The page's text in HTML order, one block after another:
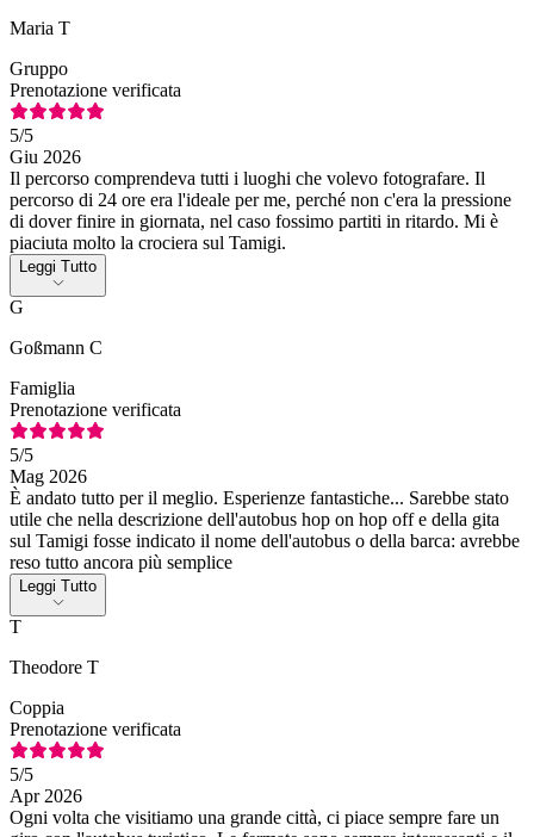
Maria T
Gruppo
Prenotazione verificata
5/5
Giu 2026
Il percorso comprendeva tutti i luoghi che volevo fotografare. Il
percorso di 24 ore era l'ideale per me, perché non c'era la pressione
di dover finire in giornata, nel caso fossimo partiti in ritardo. Mi è
piaciuta molto la crociera sul Tamigi.
Leggi Tutto
G
Goßmann C
Famiglia
Prenotazione verificata
5/5
Mag 2026
È andato tutto per il meglio. Esperienze fantastiche... Sarebbe stato
utile che nella descrizione dell'autobus hop on hop off e della gita
sul Tamigi fosse indicato il nome dell'autobus o della barca: avrebbe
reso tutto ancora più semplice
Leggi Tutto
T
Theodore T
Coppia
Prenotazione verificata
5/5
Apr 2026
Ogni volta che visitiamo una grande città, ci piace sempre fare un